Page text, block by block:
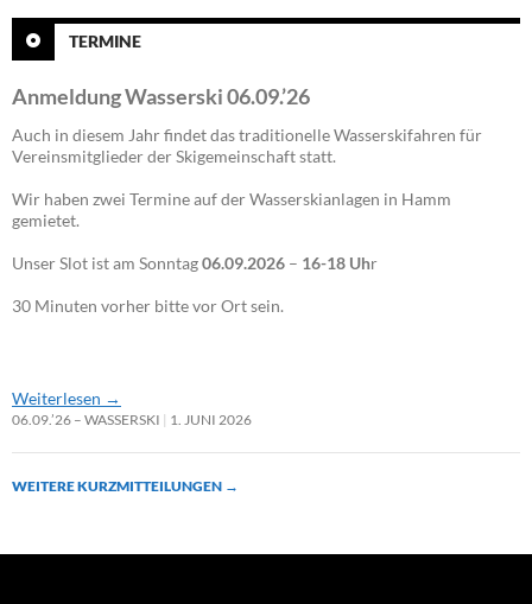
TERMINE
Anmeldung Wasserski 06.09.’26
Auch in diesem Jahr findet das traditionelle Wasserskifahren für
Vereinsmitglieder der Skigemeinschaft statt.
Wir haben zwei Termine auf der Wasserskianlagen in Hamm
gemietet.
Unser Slot ist am Sonntag06.09.2026 – 16-18 Uhr
30 Minuten vorher bitte vor Ort sein.
Weiterlesen →
06.09.’26 – WASSERSKI 1. JUNI 2026
WEITERE KURZMITTEILUNGEN →